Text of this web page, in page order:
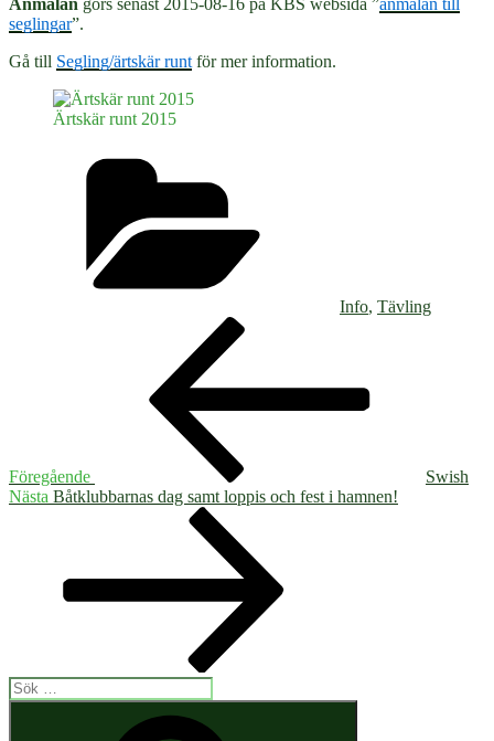
seglingar”.
Gå till Segling/ärtskär runt för mer information.
Ärtskär runt 2015
Info, Tävling
Inläggsnavigering
Föregående
Swish
Nästa
Nästa Båtklubbarnas dag samt loppis och fest i hamnen!
Sök
efter: